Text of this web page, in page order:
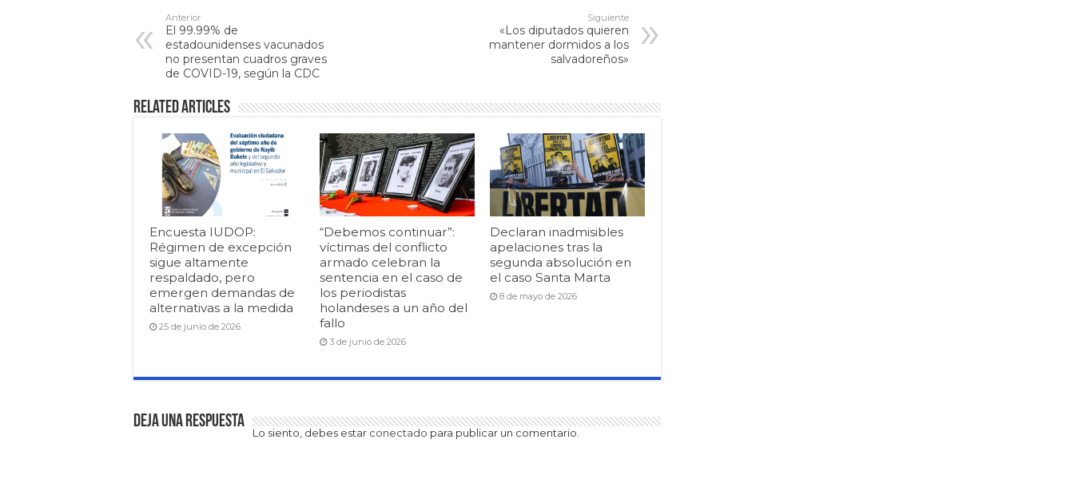
Anterior
El 99.99% de
estadounidenses vacunados
no presentan cuadros graves
de COVID-19, según la CDC
Siguiente
«Los diputados quieren
mantener dormidos a los
salvadoreños»
Related Articles
Encuesta IUDOP:
Régimen de excepción
sigue altamente
respaldado, pero
emergen demandas de
alternativas a la medida
25 de junio de 2026
“Debemos continuar”:
víctimas del conflicto
armado celebran la
sentencia en el caso de
los periodistas
holandeses a un año del
fallo
3 de junio de 2026
Declaran inadmisibles
apelaciones tras la
segunda absolución en
el caso Santa Marta
8 de mayo de 2026
Deja una respuesta
Lo siento, debes estar conectado para publicar un comentario.